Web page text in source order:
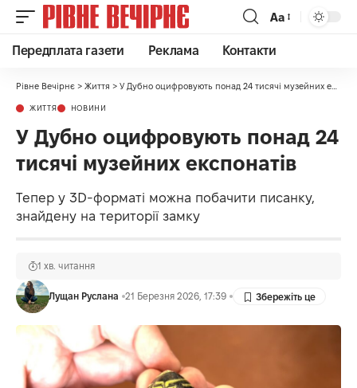
Аа
Передплата газети Реклама Контакти
Рівне Вечірнє > Життя > У Дубно оцифровують понад 24 тисячі музейних експонатів
ЖИТТЯ НОВИНИ
У Дубно оцифровують понад 24
тисячі музейних експонатів
Тепер у 3D-форматі можна побачити писанку,
знайдену на території замку
Лущан Руслана 21 Березня 2026, 17:39
1 хв. читання